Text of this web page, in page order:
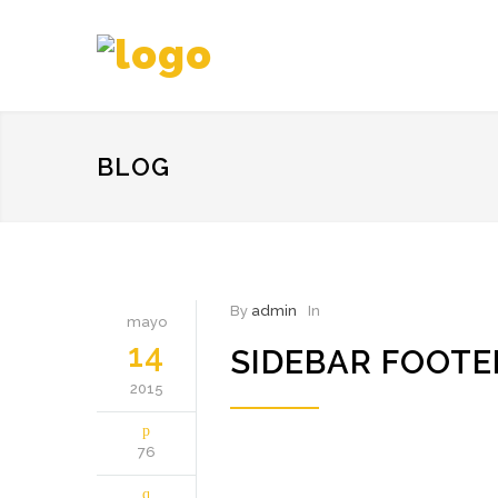
BLOG
mayo
14
2015
76
By admin In
SIDEBAR